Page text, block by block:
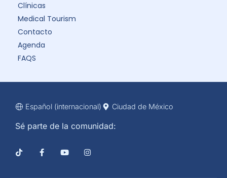
Clínicas
Medical Tourism
Contacto
Agenda
FAQS
Español (internacional) Ciudad de México
Sé parte de la comunidad: